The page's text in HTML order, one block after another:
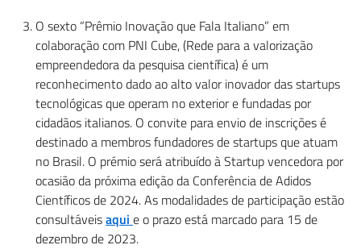
O sexto “Prêmio Inovação que Fala Italiano” em
colaboração com PNI Cube, (Rede para a valorização
empreendedora da pesquisa científica) é um
reconhecimento dado ao alto valor inovador das startups
tecnológicas que operam no exterior e fundadas por
cidadãos italianos. O convite para envio de inscrições é
destinado a membros fundadores de startups que atuam
no Brasil. O prémio será atribuído à Startup vencedora por
ocasião da próxima edição da Conferência de Adidos
Científicos de 2024. As modalidades de participação estão
consultáveisaqui e o prazo está marcado para 15 de
dezembro de 2023.